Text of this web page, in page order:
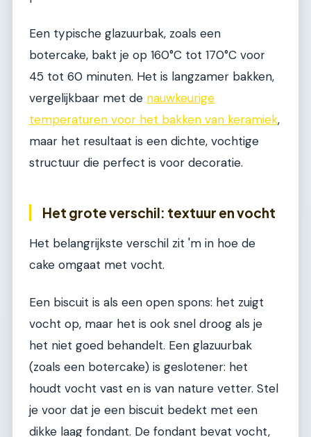
Een typische glazuurbak, zoals een
botercake, bakt je op 160°C tot 170°C voor
45 tot 60 minuten. Het is langzamer bakken,
vergelijkbaar met de nauwkeurige
temperaturen voor het bakken van keramiek,
maar het resultaat is een dichte, vochtige
structuur die perfect is voor decoratie.
Het grote verschil: textuur en vocht
Het belangrijkste verschil zit 'm in hoe de
cake omgaat met vocht.
Een biscuit is als een open spons: het zuigt
vocht op, maar het is ook snel droog als je
het niet goed behandelt. Een glazuurbak
(zoals een botercake) is geslotener: het
houdt vocht vast en is van nature vetter. Stel
je voor dat je een biscuit bedekt met een
dikke laag fondant. De fondant bevat vocht,